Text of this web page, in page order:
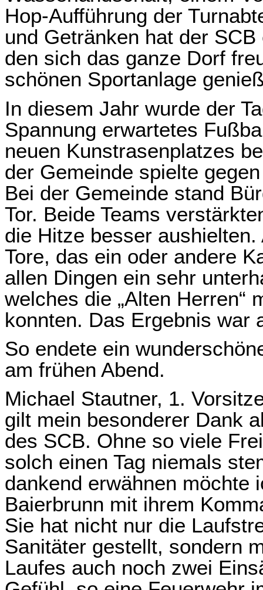
Hop-Aufführung der
und Getränken hat der
den sich das ganze Dorf
schönen Sportanlage
In diesem Jahr wurde der
Spannung erwartetes
neuen Kunstrasenplatzes
der Gemeinde spielte
Bei der Gemeinde stand
Tor. Beide Teams
die Hitze besser
Tore, das ein oder andere
allen Dingen ein sehr
welches die „Alten Herren“
konnten. Das Ergebnis war
So endete ein
am frühen Abend.
Michael Stautner, 1.
gilt mein besonderer Dank
des SCB. Ohne so viele
solch einen Tag niemals
dankend erwähnen möchte
Baierbrunn mit ihrem
Sie hat nicht nur die
Sanitäter gestellt, sondern
Laufes auch noch zwei